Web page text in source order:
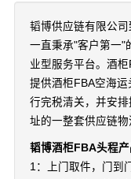
韬博供应链有限公
一直秉承"客户第一"
业型服务平台。酒
提供酒柜FBA空海
行完税清关，并安
址的一整套供应链物
韬博酒柜FBA头程
1：上门取件，门到